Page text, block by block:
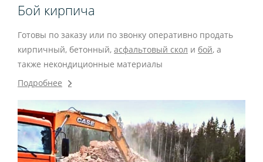
Бой кирпича
Готовы по заказу или по звонку оперативно продать
кирпичный, бетонный, асфальтовый скол и бой, а
также некондиционные материалы
Подробнее